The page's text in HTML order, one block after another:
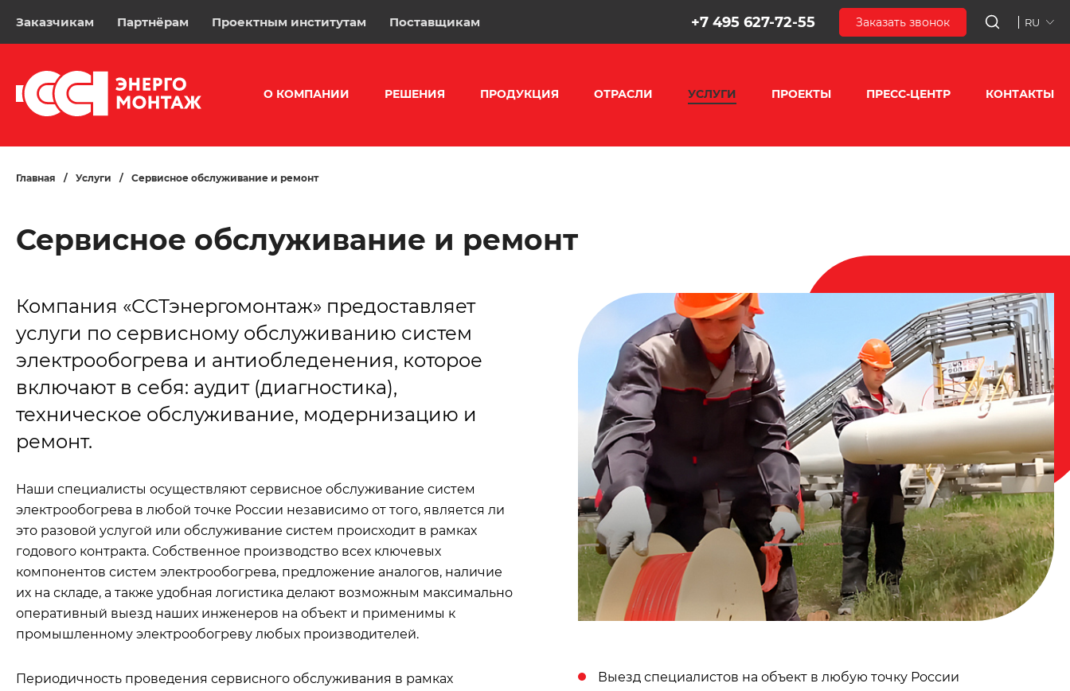
Заказчикам Партнёрам Проектным институтам Поставщикам +7 495 627-72-55 Заказать звонок RU
О КОМПАНИИ РЕШЕНИЯ ПРОДУКЦИЯ ОТРАСЛИ УСЛУГИ ПРОЕКТЫ ПРЕСС-ЦЕНТР КОНТАКТЫ
Главная / Услуги / Сервисное обслуживание и ремонт
Сервисное обслуживание и ремонт
Компания «ССТэнергомонтаж» предоставляет
услуги по сервисному обслуживанию систем
электрообогрева и антиобледенения, которое
включают в себя: аудит (диагностика),
техническое обслуживание, модернизацию и
ремонт.
Наши специалисты осуществляют сервисное обслуживание систем
электрообогрева в любой точке России независимо от того, является ли
это разовой услугой или обслуживание систем происходит в рамках
годового контракта. Собственное производство всех ключевых
компонентов систем электрообогрева, предложение аналогов, наличие
их на складе, а также удобная логистика делают возможным максимально
оперативный выезд наших инженеров на объект и применимы к
промышленному электрообогреву любых производителей.
Периодичность проведения сервисного обслуживания в рамках
Выезд специалистов на объект в любую точку России